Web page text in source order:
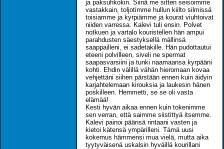
ja paksuhkokin. Siinä me sitten seisoimme
vastakkain, toljotimme hullun kiilto silmissä
toisiamme ja kyrpiämme ja kourat viuhtoivat
niiden varressa. Kalevi tuli ensin. Polvet
notkuen ja vartalo kouristellen hän ampui
parahdusten säestyksellä mällinsä
saappailleni, ei sadetakille. Hän pudottautui
eteeni polvilleen, siveli ne spermat
saapasvarsiini ja tunki naamaansa kyrpääni
kohti. Ehdin välillä vähän hieromaan kovaa
vehjettäni siihen pärstään ennen kuin äidyin
karjahtelemaan kirouksia ja laukesin hänen
poskilleen. Hemmetti, se se oli vasta
elämää!
Kesti hyvän aikaa ennen kuin tokenimme
sen verran, että saimme siistittyä itsemme.
Kalevi painoi päänsä rintaani vasten ja
kietoi kätensä ympärilleni. Tämä uusi
kokemus hämmensi mua vielä, mutta aika
tyytyväisenä uskalsin hyväillä kourillani